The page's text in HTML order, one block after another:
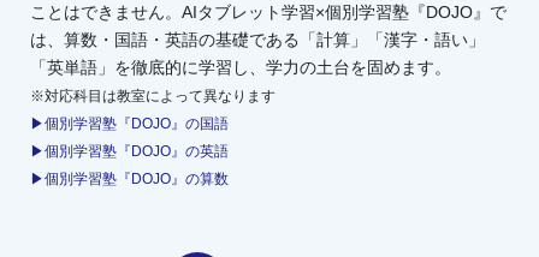
ことはできません。AIタブレット学習×個別学習塾『DOJO』で
は、算数・国語・英語の基礎である「計算」「漢字・語い」
「英単語」を徹底的に学習し、学力の土台を固めます。
※対応科目は教室によって異なります
▶個別学習塾『DOJO』の国語
▶個別学習塾『DOJO』の英語
▶個別学習塾『DOJO』の算数